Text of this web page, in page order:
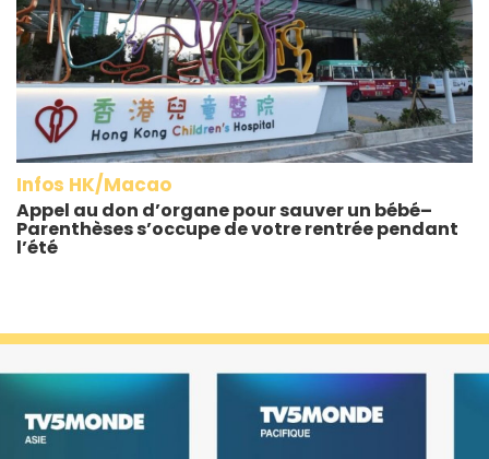
Infos HK/Macao
Appel au don d’organe pour sauver un bébé–
Parenthèses s’occupe de votre rentrée pendant
l’été